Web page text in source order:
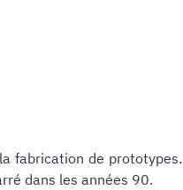
fabrication de
dans les années 90.